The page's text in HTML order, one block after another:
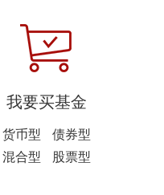
我要买基金
货币型
债券型
混合型
股票型